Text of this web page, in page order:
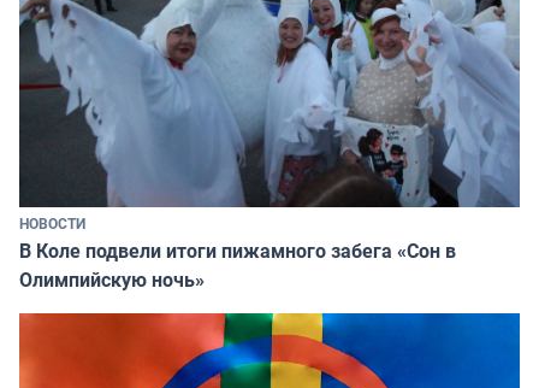
НОВОСТИ
В Коле подвели итоги пижамного забега «Сон в
Олимпийскую ночь»